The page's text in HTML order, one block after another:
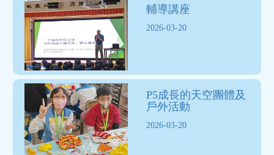
輔導講座
2026-03-20
P5成長的天空團體及
戶外活動
2026-03-20